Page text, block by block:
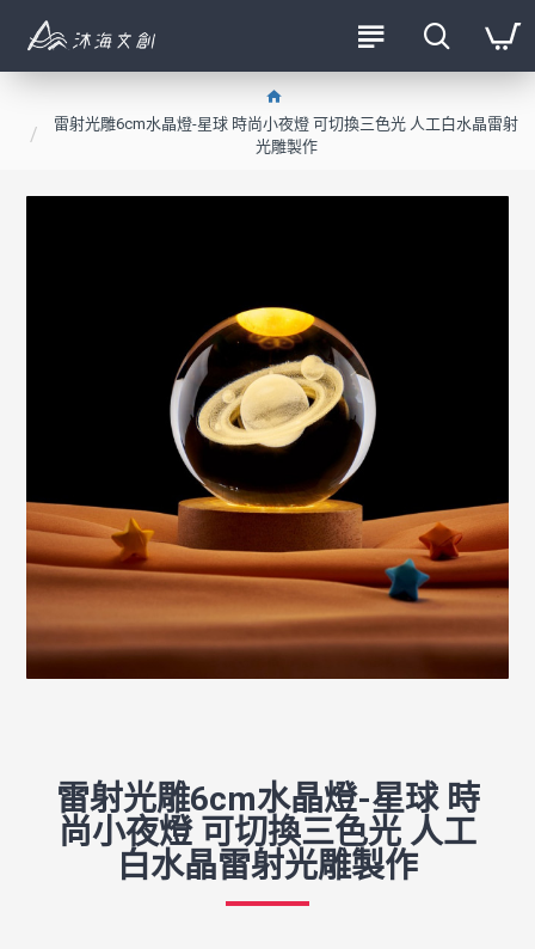
雷射光雕6cm水晶燈-星球 時尚小夜燈 可切換三色光 人工白水晶雷射
光雕製作
雷射光雕6cm水晶燈-星球 時
尚小夜燈 可切換三色光 人工
白水晶雷射光雕製作